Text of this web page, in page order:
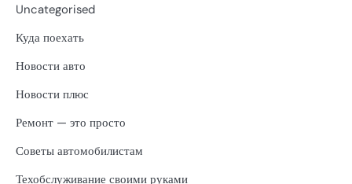
Uncategorised
Куда поехать
Новости авто
Новости плюс
Ремонт — это просто
Советы автомобилистам
Техобслуживание своими руками